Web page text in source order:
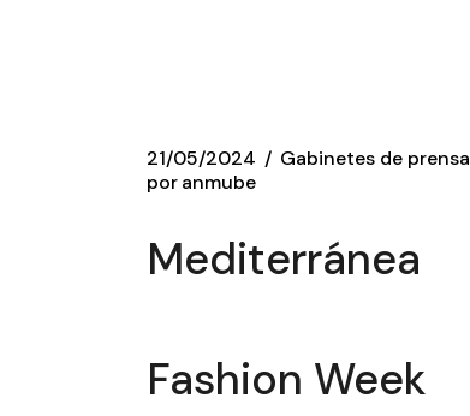
21/05/2024 Gabinetes de prensa
poranmube
Mediterránea
Fashion Week